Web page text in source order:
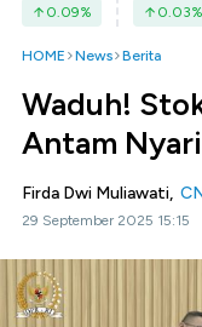
0.09% 0.03%
HOME News Berita
Waduh!
Antam
Firda Dwi Muliawati,
29 September 2025 15:15